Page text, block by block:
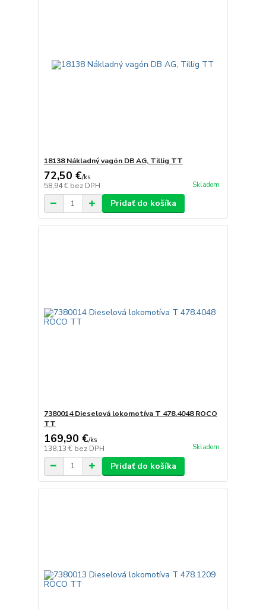
18138 Nákladný vagón DB AG, Tillig TT
72,50 €/ks
58,94 € bez DPH Skladom
Pridať do košíka
7380014 Dieselová lokomotíva T 478.4048 ROCO
TT
169,90 €/ks
138,13 € bez DPH Skladom
Pridať do košíka